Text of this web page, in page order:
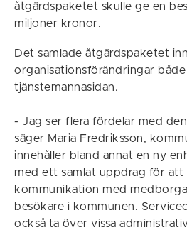
åtgärdspaketet skulle ge en
miljoner kronor.
Det samlade åtgärdspaketet
organisationsförändringar
tjänstemannasidan.
- Jag ser flera fördelar med
säger Maria Fredriksson,
innehåller bland annat en ny
med ett samlat uppdrag för att
kommunikation med
besökare i kommunen.
också ta över vissa